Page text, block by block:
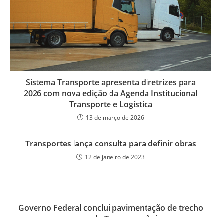
Sistema Transporte apresenta diretrizes para
2026 com nova edição da Agenda Institucional
Transporte e Logística
13 de março de 2026
Transportes lança consulta para definir obras
12 de janeiro de 2023
Governo Federal conclui pavimentação de trecho